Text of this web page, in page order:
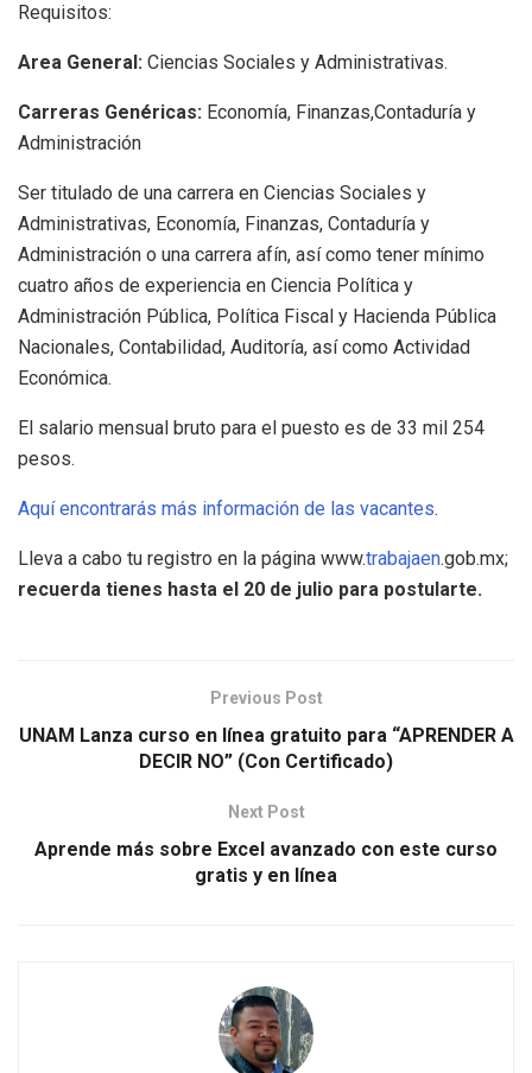
Requisitos:
Area General: Ciencias Sociales y Administrativas.
Carreras Genéricas: Economía, Finanzas,Contaduría y
Administración
Ser titulado de una carrera en Ciencias Sociales y
Administrativas, Economía, Finanzas, Contaduría y
Administración o una carrera afín, así como tener mínimo
cuatro años de experiencia en Ciencia Política y
Administración Pública, Política Fiscal y Hacienda Pública
Nacionales, Contabilidad, Auditoría, así como Actividad
Económica.
El salario mensual bruto para el puesto es de 33 mil 254
pesos.
Aquí encontrarás más información de las vacantes.
Lleva a cabo tu registro en la página www.trabajaen.gob.mx;
recuerda tienes hasta el 20 de julio para postularte.
Previous Post
UNAM Lanza curso en línea gratuito para “APRENDER A
DECIR NO” (Con Certificado)
Next Post
Aprende más sobre Excel avanzado con este curso
gratis y en línea